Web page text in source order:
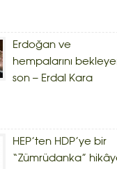
Erdoğan ve
hempalarını
son – Erdal Kara
HEP’ten HDP’ye bir
“Zümrüdanka”